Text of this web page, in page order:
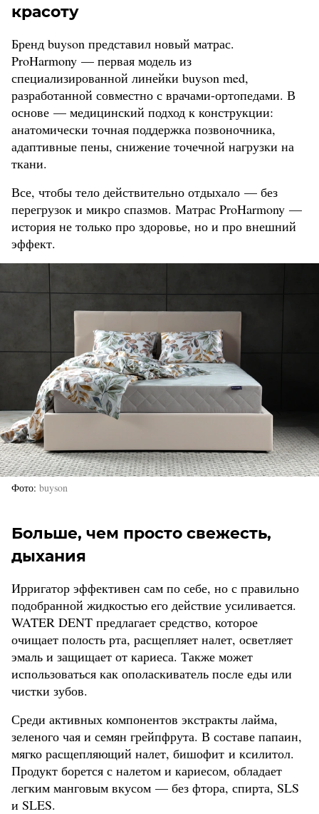
красоту
Бренд buyson представил новый матрас.
ProHarmony — первая модель из
специализированной линейки buyson med,
разработанной совместно с врачами-ортопедами. В
основе — медицинский подход к конструкции:
анатомически точная поддержка позвоночника,
адаптивные пены, снижение точечной нагрузки на
ткани.
Все, чтобы тело действительно отдыхало — без
перегрузок и микро спазмов. Матрас ProHarmony —
история не только про здоровье, но и про внешний
эффект.
Фото buyson
Больше, чем просто свежесть,
дыхания
Ирригатор эффективен сам по себе, но с правильно
подобранной жидкостью его действие усиливается.
WATER DENT предлагает средство, которое
очищает полость рта, расщепляет налет, осветляет
эмаль и защищает от кариеса. Также может
использоваться как ополаскиватель после еды или
чистки зубов.
Среди активных компонентов экстракты лайма,
зеленого чая и семян грейпфрута. В составе папаин,
мягко расщепляющий налет, бишофит и ксилитол.
Продукт борется с налетом и кариесом, обладает
легким манговым вкусом — без фтора, спирта, SLS
и SLES.